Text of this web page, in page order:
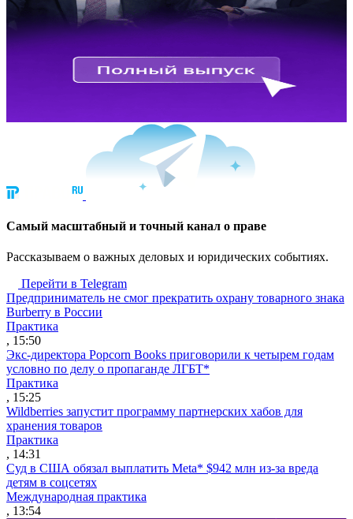
Cамый масштабный и точный канал о праве
Рассказываем о важных деловых и юридических событиях.
Перейти в Telegram
Предприниматель не смог прекратить охрану товарного знака
Burberry в России
Практика
, 15:50
Экс-директора Popcorn Books приговорили к четырем годам
условно по делу о пропаганде ЛГБТ*
Практика
, 15:25
Wildberries запустит программу партнерских хабов для
хранения товаров
Практика
, 14:31
Суд в США обязал выплатить Meta* $942 млн из-за вреда
детям в соцсетях
Международная практика
, 13:54